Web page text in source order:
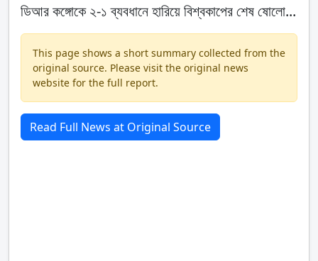
ডিআর কঙ্গোকে ২-১ ব্যবধানে হারিয়ে বিশ্বকাপের শেষ ষোলো...
This page shows a short summary collected from the
original source. Please visit the original news
website for the full report.
Read Full News at Original Source